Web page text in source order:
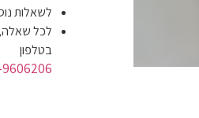
לשאלות
לכל שאלה,
בטלפון